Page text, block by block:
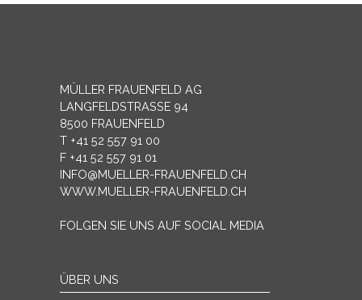
MÜLLER FRAUENFELD AG
LANGFELDSTRASSE 94
8500 FRAUENFELD
T +41 52 557 91 00
F +41 52 557 91 01
INFO@MUELLER-FRAUENFELD.CH
WWW.MUELLER-FRAUENFELD.CH
FOLGEN SIE UNS AUF SOCIAL MEDIA
ÜBER UNS